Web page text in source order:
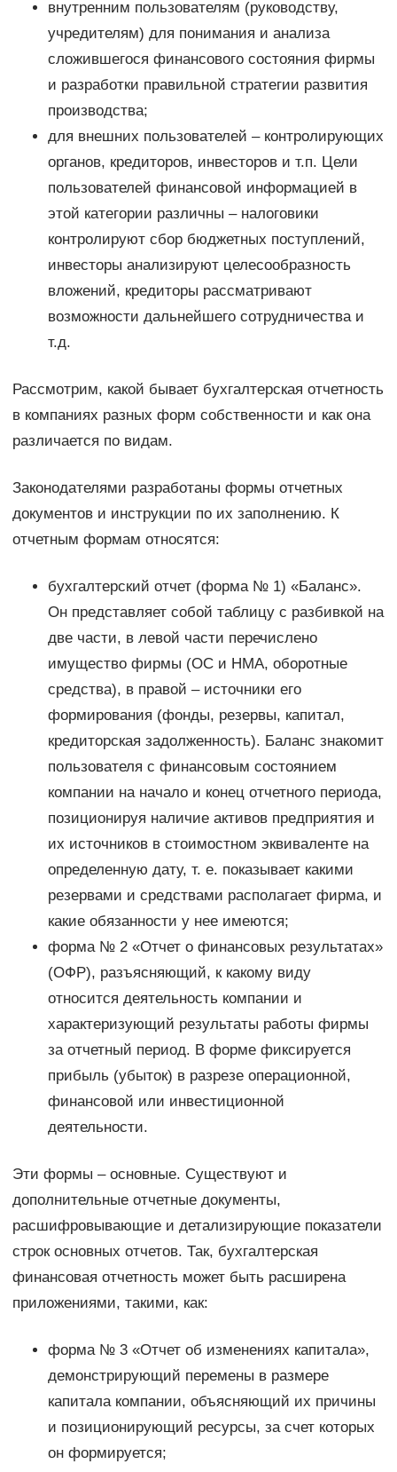
внутренним пользователям (руководству,
учредителям) для понимания и анализа
сложившегося финансового состояния фирмы
и разработки правильной стратегии развития
производства;
для внешних пользователей – контролирующих
органов, кредиторов, инвесторов и т.п. Цели
пользователей финансовой информацией в
этой категории различны – налоговики
контролируют сбор бюджетных поступлений,
инвесторы анализируют целесообразность
вложений, кредиторы рассматривают
возможности дальнейшего сотрудничества и
т.д.
Рассмотрим, какой бывает бухгалтерская отчетность
в компаниях разных форм собственности и как она
различается по видам.
Законодателями разработаны формы отчетных
документов и инструкции по их заполнению. К
отчетным формам относятся:
бухгалтерский отчет (форма № 1) «Баланс».
Он представляет собой таблицу с разбивкой на
две части, в левой части перечислено
имущество фирмы (ОС и НМА, оборотные
средства), в правой – источники его
формирования (фонды, резервы, капитал,
кредиторская задолженность). Баланс знакомит
пользователя с финансовым состоянием
компании на начало и конец отчетного периода,
позиционируя наличие активов предприятия и
их источников в стоимостном эквиваленте на
определенную дату, т. е. показывает какими
резервами и средствами располагает фирма, и
какие обязанности у нее имеются;
форма № 2 «Отчет о финансовых результатах»
(ОФР), разъясняющий, к какому виду
относится деятельность компании и
характеризующий результаты работы фирмы
за отчетный период. В форме фиксируется
прибыль (убыток) в разрезе операционной,
финансовой или инвестиционной
деятельности.
Эти формы – основные. Существуют и
дополнительные отчетные документы,
расшифровывающие и детализирующие показатели
строк основных отчетов. Так, бухгалтерская
финансовая отчетность может быть расширена
приложениями, такими, как:
форма № 3 «Отчет об изменениях капитала»,
демонстрирующий перемены в размере
капитала компании, объясняющий их причины
и позиционирующий ресурсы, за счет которых
он формируется;